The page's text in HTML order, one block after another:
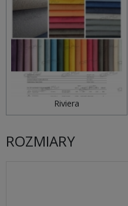
Riviera
ROZMIARY